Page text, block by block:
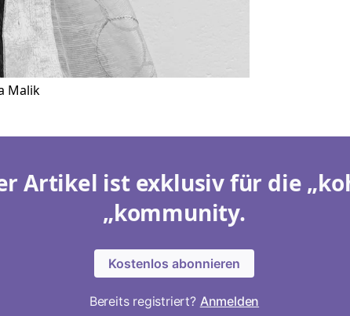
Malik
Artikel ist exklusiv für die
„kommunity.
Kostenlos abonnieren
Bereits registriert? Anmelden